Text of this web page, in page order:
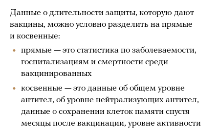
Данные о длительности защиты, которую дают
вакцины, можно условно разделить на прямые
и косвенные:
прямые — это статистика по заболеваемости,
госпитализациям и смертности среди
вакцинированных
косвенные — это данные об общем уровне
антител, об уровне нейтрализующих антител,
данные о сохранении клеток памяти спустя
месяцы после вакцинации, уровне активности